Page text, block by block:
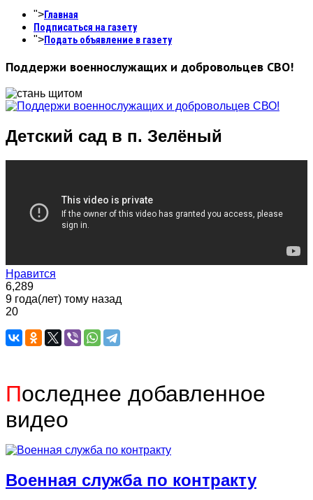
">Главная
Подписаться на газету
">Подать объявление в газету
Поддержи военнослужащих и добровольцев СВО!
Детский сад в п. Зелёный
Нравится
6,289
9 года(лет) тому назад
20
Последнее добавленное
видео
Военная служба по контракту